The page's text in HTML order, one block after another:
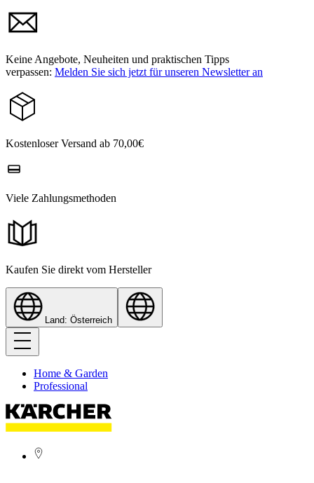
Keine Angebote, Neuheiten und praktischen Tipps
verpassen: Melden Sie sich jetzt für unseren Newsletter an
Kostenloser Versand ab 70,00€
Viele Zahlungsmethoden
Kaufen Sie direkt vom Hersteller
Land: Österreich
Home & Garden
Professional